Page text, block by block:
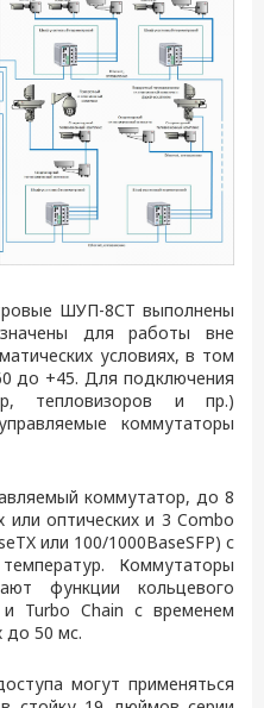
ШУП-8СТ выполнены
для работы вне
условиях, в том
до +45. Для подключения
тепловизоров и пр.)
коммутаторы
коммутатор, до 8
оптических и 3 Combo
или 100/1000BaseSFP) с
Коммутаторы
функции кольцевого
и Turbo Chain с временем
до 50 мс.
могут применяться